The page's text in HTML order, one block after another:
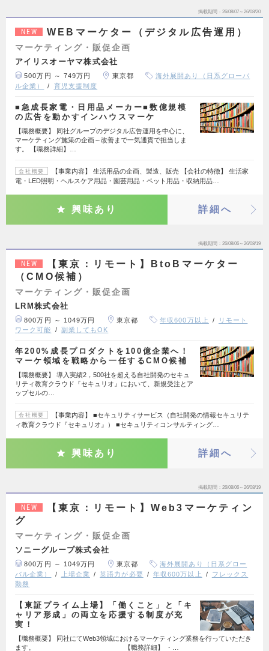
掲載期間 26/08/07～26/08/20
NEW WEBマーケター（デジタル広告運用）
マーケティング・販促企画
アイリスオーヤマ株式会社
500万円 ～ 749万円 東京都
海外展開あり（日系グローバ
ル企業）
育児支援制度
■急成長家電・日用品メーカー■数億規模
の広告を動かすインハウスマーケ
【職務概要】 同社グループのデジタル広告運用を中心に、
マーケティング施策の企画～改善まで一気通貫で担当しま
す。 【職務詳細】…
会社概要
【事業内容】 生活用品の企画、製造、販売 【会社の特徴】 生活家
電・LED照明・ヘルスケア用品・園芸用品・ペット用品・収納用品…
興味あり 詳細へ
掲載期間 26/08/06～26/08/19
NEW
【東京：リモート】BtoBマーケター
（CMO候補）
マーケティング・販促企画
LRM株式会社
800万円 ～ 1049万円 東京都 年収600万以上
リモート
ワーク可能
副業してもOK
年200%成長プロダクトを100億企業へ！
マーケ領域を戦略から一任するCMO候補
【職務概要】 導入実績2，500社を超える自社開発のセキュ
リティ教育クラウド『セキュリオ』において、新規受注とア
ップセルの…
会社概要
【事業内容】 ■セキュリティサービス（自社開発の情報セキュリテ
ィ教育クラウド『セキュリオ』） ■セキュリティコンサルティング…
興味あり 詳細へ
掲載期間 26/08/06～26/08/19
NEW
【東京：リモート】Web3マーケティン
グ
マーケティング・販促企画
ソニーグループ株式会社
800万円 ～ 1049万円 東京都
海外展開あり（日系グロー
バル企業）
上場企業 英語力が必要 年収600万以上
フレックス
勤務
【東証プライム上場】「働くこと」と「キ
ャリア形成」の両立を応援する制度が充
実！
【職務概要】 同社にてWeb3領域におけるマーケティング業務を行っていただき
ます。 【職務詳細】 ・…